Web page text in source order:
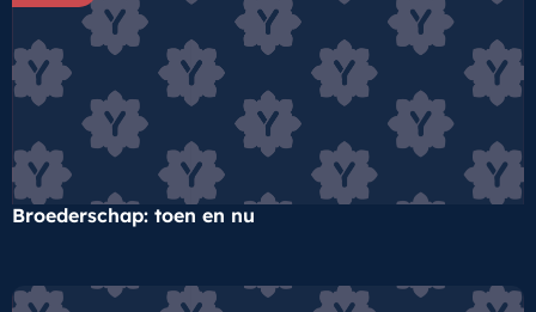
Broederschap: toen en nu